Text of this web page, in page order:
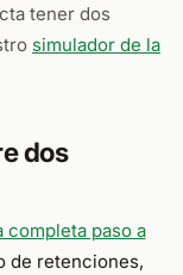
tener dos
simulador de la
dos
completa paso a
de retenciones,